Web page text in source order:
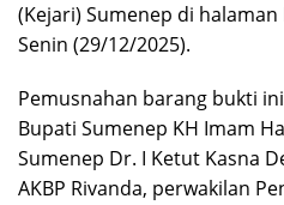
(Kejari) Sumenep di
Senin (29/12/2025).
Pemusnahan barang bukti
Bupati Sumenep KH Imam
Sumenep Dr. I Ketut Kasna
AKBP Rivanda, perwakilan